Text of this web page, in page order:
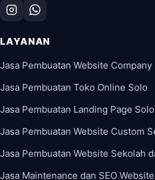
LAYANAN
Jasa Pembuatan Website
Jasa Pembuatan Toko Online Solo
Jasa Pembuatan Landing Page Solo
Jasa Pembuatan Website Custom
Jasa Pembuatan Website Sekolah
Jasa Maintenance dan SEO